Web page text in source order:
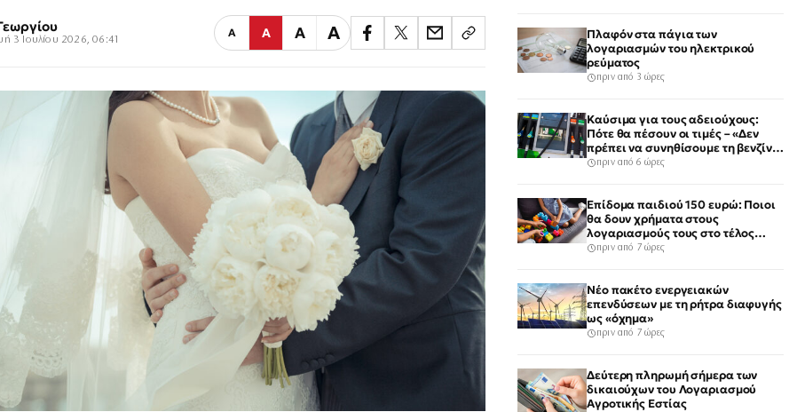
3 Ιουλίου 2026, 06:41
Α Α Α Α
Πλαφόν στα πάγια των
λογαριασμών του ηλεκτρικού
ρεύματος
πριν από 3 ώρες
Καύσιμα για τους αδειούχους:
Πότε θα πέσουν οι τιμές – «Δεν
πρέπει να συνηθίσουμε τη βενζίνη
στα 2 ευρώ»
πριν από 6 ώρες
Επίδομα παιδιού 150 ευρώ: Ποιοι
θα δουν χρήματα στους
λογαριασμούς τους στο τέλος
Αυγούστου
πριν από 7 ώρες
Νέο πακέτο ενεργειακών
επενδύσεων με τη ρήτρα διαφυγής
ως «όχημα»
πριν από 7 ώρες
Δεύτερη πληρωμή σήμερα των
δικαιούχων του Λογαριασμού
Αγροτικής Εστίας